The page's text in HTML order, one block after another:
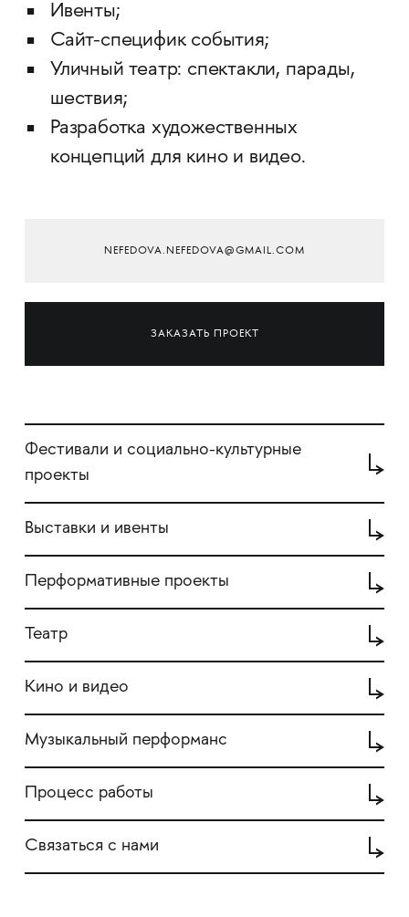
Ивенты;
Сайт-специфик события;
Уличный театр: спектакли, парады,
шествия;
Разработка художественных
концепций для кино и видео.
NEFEDOVA.NEFEDOVA@GMAIL.COM
ЗАКАЗАТЬ ПРОЕКТ
Фестивали и социально-культурные
проекты
Выставки и ивенты
Перформативные проекты
Театр
Кино и видео
Музыкальный перформанс
Процесс работы
Связаться с нами